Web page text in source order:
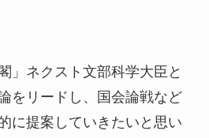
」ネクスト文部科学大臣と
をリードし、国会論戦など
に提案していきたいと思い